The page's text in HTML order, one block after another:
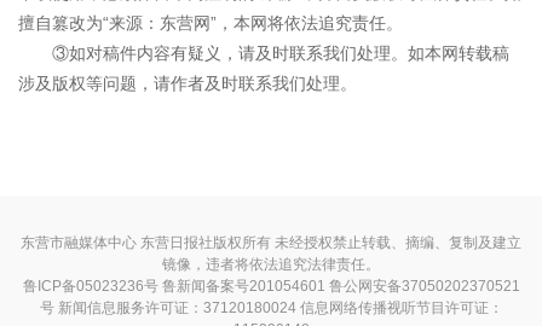
擅自篡改为“来源：东营网”，本网将依法追究责任。
③如对稿件内容有疑义，请及时联系我们处理。如本网转载稿
涉及版权等问题，请作者及时联系我们处理。
东营市融媒体中心 东营日报社版权所有 未经授权禁止转载、摘编、复制及建立
镜像，违者将依法追究法律责任。
鲁ICP备05023236号鲁新闻备案号201054601 鲁公网安备37050202370521
号 新闻信息服务许可证：37120180024信息网络传播视听节目许可证：